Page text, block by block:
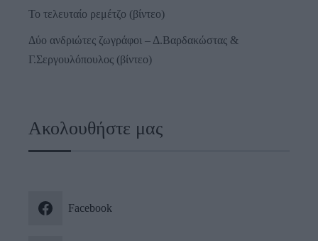
Το τελευταίο ρεμέτζο (βίντεο)
Δύο ανδριώτες ζωγράφοι – Δ.Βαρδακώστας &
Γ.Σεργουλόπουλος (βίντεο)
Ακολουθήστε μας
Facebook